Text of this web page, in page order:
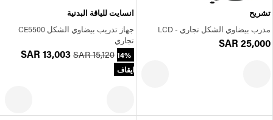
تشريح
مدرب بيضاوي الشكل تجاري - LCD
SAR 25,000
انسايت للياقة البدنية
جهاز تدريب بيضاوي الشكل CE5500
تجاري
SAR 13,003 SAR 15,120 14%
ايقاف